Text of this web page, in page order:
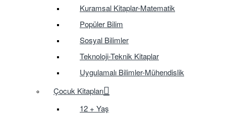
Kuramsal Kitaplar-Matematik
Popüler Bilim
Sosyal Bilimler
Teknoloji-Teknik Kitaplar
Uygulamalı Bilimler-Mühendislik
Çocuk Kitapları
12 + Yaş